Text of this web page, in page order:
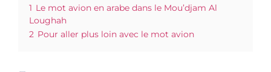
1 Le mot avion en arabe dans le Mou’djam Al
Loughah
2 Pour aller plus loin avec le mot avion